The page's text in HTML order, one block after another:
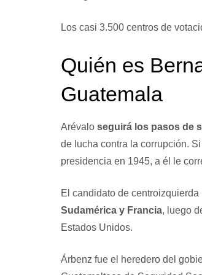
Los casi 3.500 centros de
Quién es
Guatemala
Arévalo seguirá los pasos de
de lucha contra la corrupción.
presidencia en 1945, a él le
El candidato de
Sudamérica y Francia, luego
Estados Unidos.
Árbenz fue el heredero del